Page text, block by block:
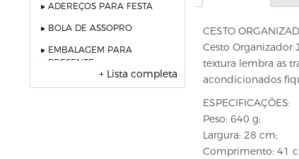
CESTO
Cesto Organizador
textura lembra as
acondicionados
ESPECIFICAÇÕES:
Peso: 640 g;
Largura: 28 cm;
Comprimento: 41
ADEREÇOS PARA FESTA
BOLA DE ASSOPRO
EMBALAGEM PARA
PRESENTE
+ Lista completa